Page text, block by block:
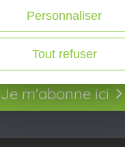
pas notre
inspirer pour
votre séjour en
Je m'abonne ici
Tout refuser
Personnaliser